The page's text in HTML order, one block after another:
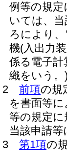
例等の規
いては、
ろにより
機(入出力
係る電子計
織をいう。
2
前項の規
を書面等
等の規定
当該申請
3
第1項の